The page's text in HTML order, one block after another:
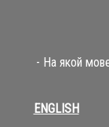
- На якой
ENGLISH